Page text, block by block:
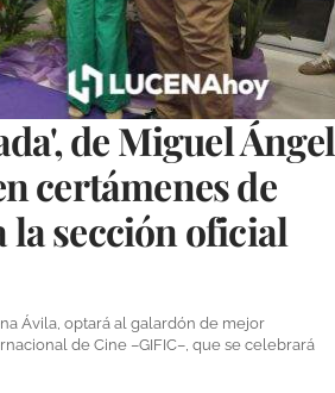
de Miguel Ángel
certámenes de
la sección oficial
Ávila, optará al galardón de mejor
de Cine –GIFIC–, que se celebrará